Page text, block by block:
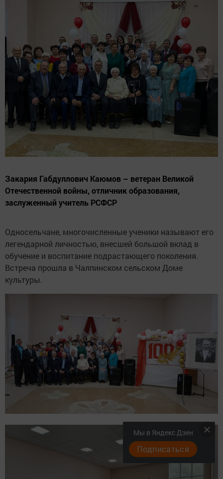
Закария Габдуллович Каюмов – ветеран Великой
Отечественной войны, отличник образования,
заслуженный учитель РСФСР
Односельчане, многочисленные ученики называют его
легендарной личностью, внесшей большой вклад в
обучение и воспитание подрастающего поколения.
Встреча прошла в Чалпинском сельском Доме
культуры.
Мы в Яндекс Дзен
Подписаться